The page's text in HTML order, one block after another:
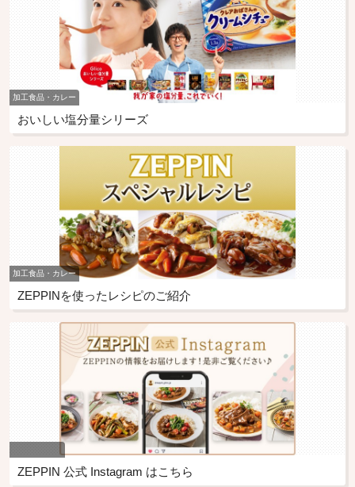
加工食品・カレー
おいしい塩分量シリーズ
加工食品・カレー
ZEPPINを使ったレシピのご紹介
ZEPPIN 公式 Instagram はこちら